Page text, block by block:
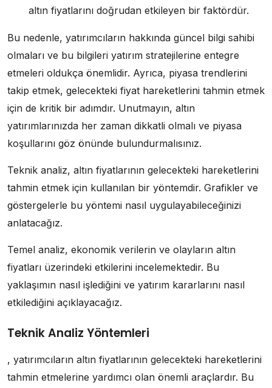
altın fiyatlarını doğrudan etkileyen bir faktördür.
Bu nedenle, yatırımcıların hakkında güncel bilgi sahibi
olmaları ve bu bilgileri yatırım stratejilerine entegre
etmeleri oldukça önemlidir. Ayrıca, piyasa trendlerini
takip etmek, gelecekteki fiyat hareketlerini tahmin etmek
için de kritik bir adımdır. Unutmayın, altın
yatırımlarınızda her zaman dikkatli olmalı ve piyasa
koşullarını göz önünde bulundurmalısınız.
Teknik analiz, altın fiyatlarının gelecekteki hareketlerini
tahmin etmek için kullanılan bir yöntemdir. Grafikler ve
göstergelerle bu yöntemi nasıl uygulayabileceğinizi
anlatacağız.
Temel analiz, ekonomik verilerin ve olayların altın
fiyatları üzerindeki etkilerini incelemektedir. Bu
yaklaşımın nasıl işlediğini ve yatırım kararlarını nasıl
etkilediğini açıklayacağız.
Teknik Analiz Yöntemleri
, yatırımcıların altın fiyatlarının gelecekteki hareketlerini
tahmin etmelerine yardımcı olan önemli araçlardır. Bu